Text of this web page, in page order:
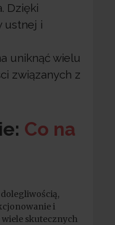
Dzięki
ustnej i
uniknąć wielu
związanych z
Co na
i
skutecznych